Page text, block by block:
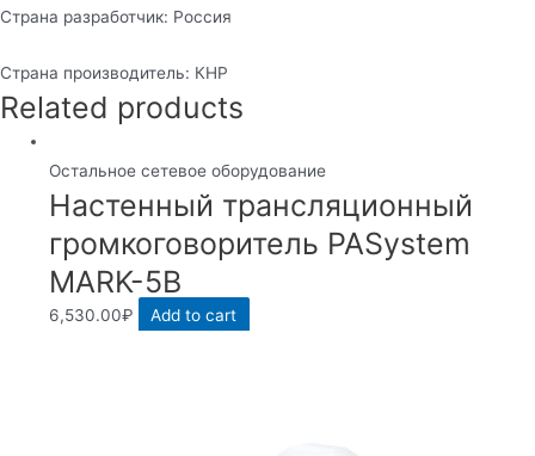
Страна разработчик: Россия
Страна производитель: КНР
Related products
Остальное сетевое оборудование
Настенный трансляционный
громкоговоритель PASystem
MARK-5B
6,530.00₽ Add to cart